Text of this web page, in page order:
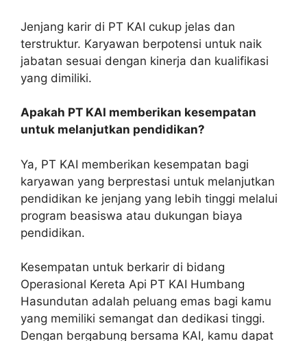
Jenjang karir di PT KAI cukup jelas dan
terstruktur. Karyawan berpotensi untuk naik
jabatan sesuai dengan kinerja dan kualifikasi
yang dimiliki.
Apakah PT KAI memberikan kesempatan
untuk melanjutkan pendidikan?
Ya, PT KAI memberikan kesempatan bagi
karyawan yang berprestasi untuk melanjutkan
pendidikan ke jenjang yang lebih tinggi melalui
program beasiswa atau dukungan biaya
pendidikan.
Kesempatan untuk berkarir di bidang
Operasional Kereta Api PT KAI Humbang
Hasundutan adalah peluang emas bagi kamu
yang memiliki semangat dan dedikasi tinggi.
Dengan bergabung bersama KAI, kamu dapat